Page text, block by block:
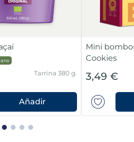
Tarrina 380 g.
Añadir
Mini
Cookies
3,49 €